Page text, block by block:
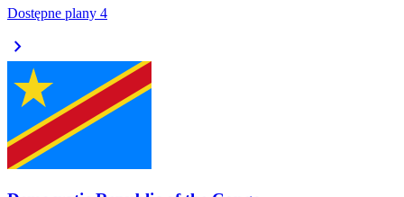
Dostępne plany 4
chevron_right